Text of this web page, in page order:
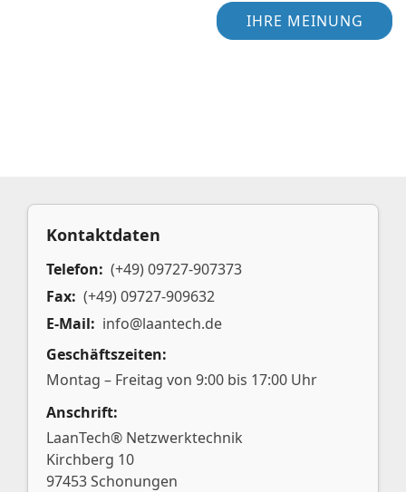
IHRE MEINUNG
Kontaktdaten
Telefon: (+49) 09727-907373
Fax: (+49) 09727-909632
E-Mail: info@laantech.de
Geschäftszeiten:
Montag – Freitag von 9:00 bis 17:00 Uhr
Anschrift:
LaanTech® Netzwerktechnik
Kirchberg 10
97453 Schonungen